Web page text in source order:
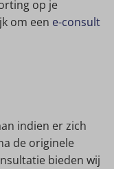
op je
om een e-consult
indien er zich
de originele
bieden wij